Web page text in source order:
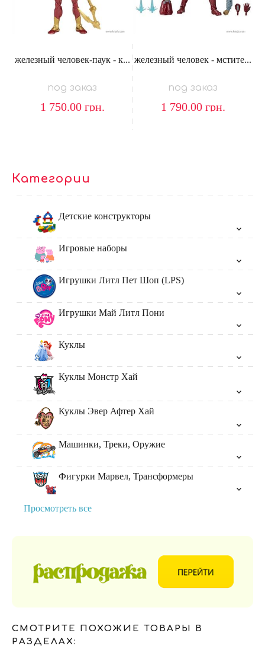
железный человек-паук - к...
под заказ
1 750.00 грн.
железный человек - мстите...
под заказ
1 790.00 грн.
Категории
Детские конструкторы
Игровые наборы
Игрушки Литл Пет Шоп (LPS)
Игрушки Май Литл Пони
Куклы
Куклы Монстр Хай
Куклы Эвер Афтер Хай
Машинки, Треки, Оружие
Фигурки Марвел, Трансформеры
Просмотреть все
СМОТРИТЕ ПОХОЖИЕ ТОВАРЫ В
РАЗДЕЛАХ: